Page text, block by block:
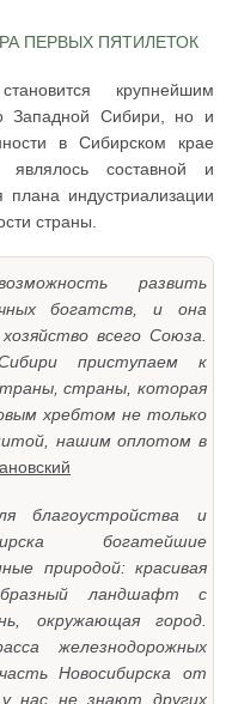
ПЕРВЫХ ПЯТИЛЕТОК
крупнейшим
Западной Сибири, но и
в Сибирском крае
составной и
индустриализации
страны.
развить
богатств, и она
всего Союза.
приступаем к
страны, которая
хребтом не только
нашим оплотом в
благоустройства и
богатейшие
природой: красивая
ландшафт с
окружающая город.
железнодорожных
Новосибирска от
нас не знают других